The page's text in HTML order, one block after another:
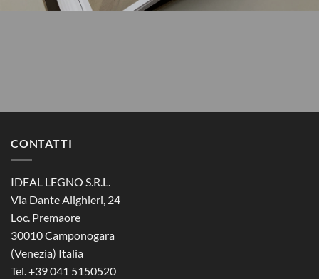
CONTATTI
IDEAL LEGNO S.R.L.
Via Dante Alighieri, 24
Loc. Premaore
30010 Camponogara
(Venezia) Italia
Tel. +39 041 5150520